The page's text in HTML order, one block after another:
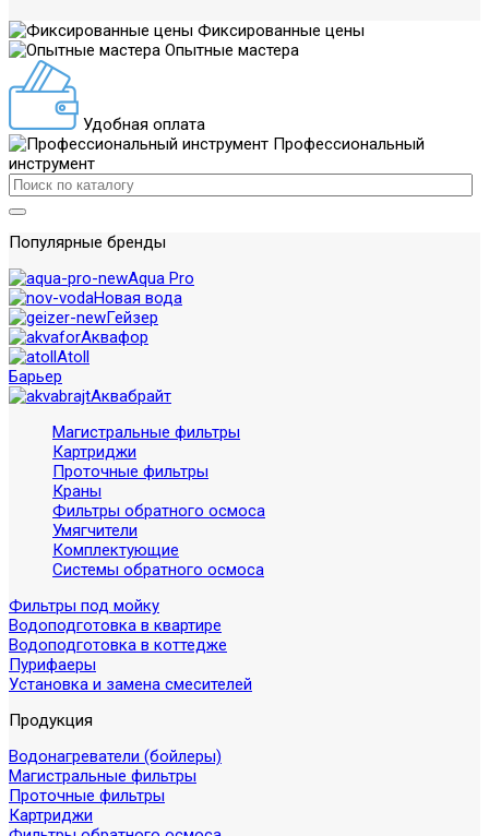
Фиксированные цены
Опытные мастера
Удобная оплата
Профессиональный
инструмент
Популярные бренды
Aqua Pro
Новая вода
Гейзер
Аквафор
Atoll
Барьер
Аквабрайт
Магистральные фильтры
Картриджи
Проточные фильтры
Краны
Фильтры обратного осмоса
Умягчители
Комплектующие
Системы обратного осмоса
Фильтры под мойку
Водоподготовка в квартире
Водоподготовка в коттедже
Пурифаеры
Установка и замена смесителей
Продукция
Водонагреватели (бойлеры)
Магистральные фильтры
Проточные фильтры
Картриджи